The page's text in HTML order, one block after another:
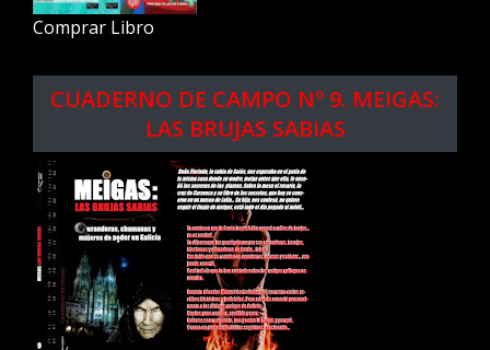
Comprar Libro
CUADERNO DE CAMPO Nº 9. MEIGAS:
LAS BRUJAS SABIAS